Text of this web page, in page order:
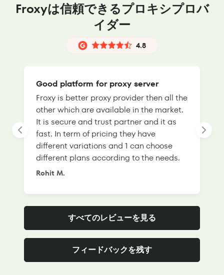
Froxyは信頼できるプロキシプロバ
イダー
4.8
Good platform for proxy server
Froxy is better proxy provider then all the
other which are available in the market.
It is secure and trust partner and it as
fast. In term of pricing they have
different variations and 1 can choose
different plans according to the needs.
Rohit M.
すべてのレビューを見る
フィードバックを残す